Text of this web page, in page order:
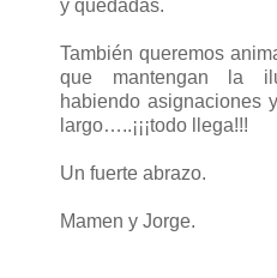
y quedadas.
También queremos
que mantengan la
habiendo asignaciones
largo…..¡¡¡todo llega!!!
Un fuerte abrazo.
Mamen y Jorge.